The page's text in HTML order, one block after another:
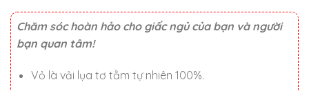
400.000 ₫.
Chăm sóc hoàn hảo cho giấc ngủ của bạn và người
bạn quan tâm!
Vỏ là vải lụa tơ tằm tự nhiên 100%.